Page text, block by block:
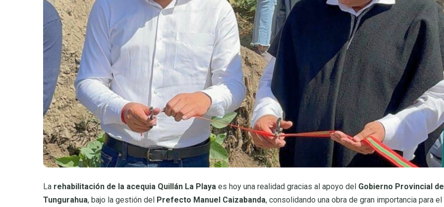
La rehabilitación de la acequia Quillán La Playa es hoy una realidad gracias al apoyo del Gobierno Provincial de
Tungurahua, bajo la gestión del Prefecto Manuel Caizabanda, consolidando una obra de gran importancia para el